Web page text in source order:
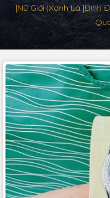
|Nữ Giới |Xanh Lá |Đính